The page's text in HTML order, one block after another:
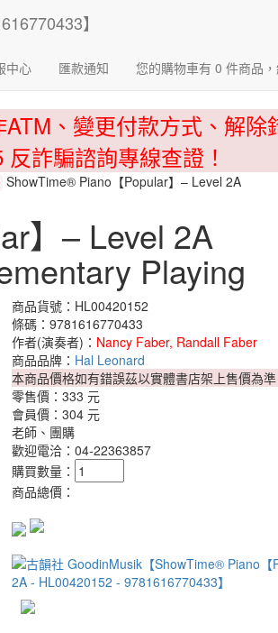
中心 匯款通知 您的購物車有 0 件商品
、變更付款方式、解除
詐騙諮詢專線查證！
ShowTime® Piano【Popular】– Level 2A
】– Level 2A
Playing
商品貨號：HL00420152
條碼：9781616770433
作者(演奏者)： Nancy Faber, Randall Faber
商品品牌： Hal Leonard
本商品價格如有錯誤茲以實體書店架上售價為準
零售價：333 元
會員價：304 元
老師、團購
歡迎電洽：04-22363857
購買數量：
商品總價：